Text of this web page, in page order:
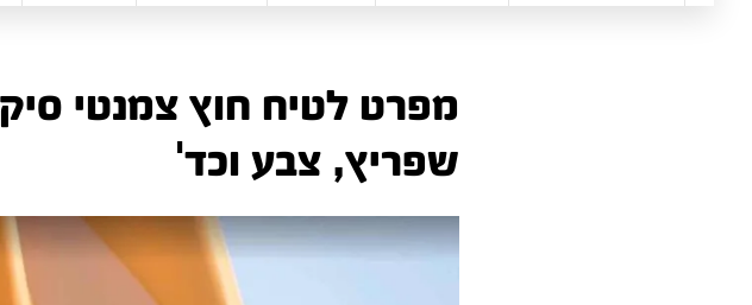
שפריץ, צבע וכד'